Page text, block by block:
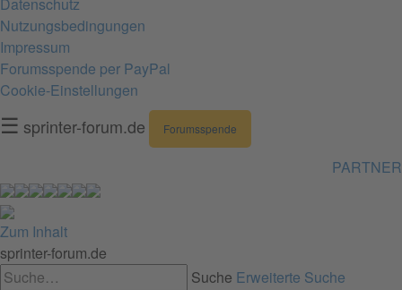
Nutzungsbedingungen
Impressum
Forumsspende per PayPal
Cookie-Einstellungen
☰ sprinter-forum.de Forumsspende
PARTNER
Zum Inhalt
sprinter-forum.de
Suche Erweiterte Suche